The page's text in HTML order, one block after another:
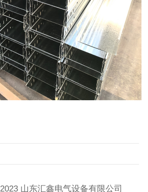
山东汇鑫电气设备有限公司